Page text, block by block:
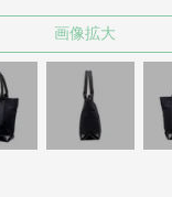
画像拡大